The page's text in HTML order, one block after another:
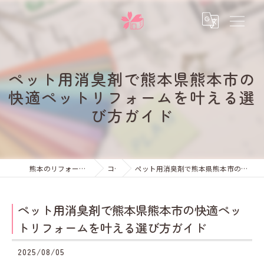
ペット用消臭剤で熊本県熊本市の
快適ペットリフォームを叶える選
び方ガイド
熊本のリフォームなら未来彩建株式会社 コラム ペット用消臭剤で熊本県熊本市の快適ペットリフォームを叶える選び方ガイド
ペット用消臭剤で熊本県熊本市の快適ペッ
トリフォームを叶える選び方ガイド
2025/08/05